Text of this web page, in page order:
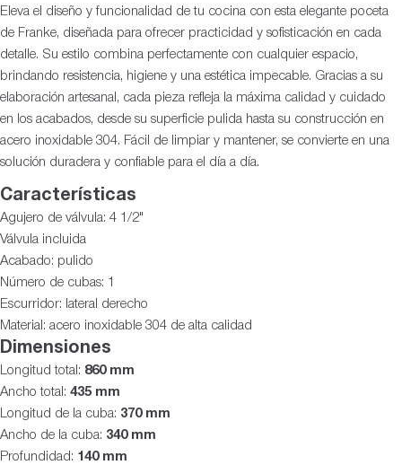
Eleva el diseño y funcionalidad de tu cocina con esta elegante poceta
de Franke, diseñada para ofrecer practicidad y sofisticación en cada
detalle. Su estilo combina perfectamente con cualquier espacio,
brindando resistencia, higiene y una estética impecable. Gracias a su
elaboración artesanal, cada pieza refleja la máxima calidad y cuidado
en los acabados, desde su superficie pulida hasta su construcción en
acero inoxidable 304. Fácil de limpiar y mantener, se convierte en una
solución duradera y confiable para el día a día.
Características
Agujero de válvula: 4 1/2"
Válvula incluida
Acabado: pulido
Número de cubas: 1
Escurridor: lateral derecho
Material: acero inoxidable 304 de alta calidad
Dimensiones
Longitud total: 860 mm
Ancho total: 435 mm
Longitud de la cuba: 370 mm
Ancho de la cuba: 340 mm
Profundidad: 140 mm